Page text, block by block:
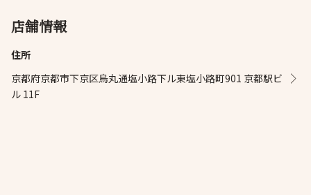
店舗情報
住所
京都府京都市下京区烏丸通塩小路下ル東塩小路町901 京都駅ビ
ル 11F